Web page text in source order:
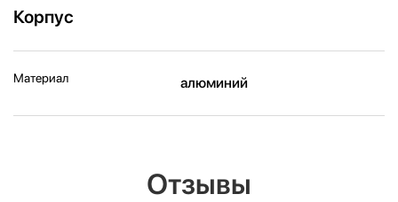
Корпус
Материал алюминий
Отзывы